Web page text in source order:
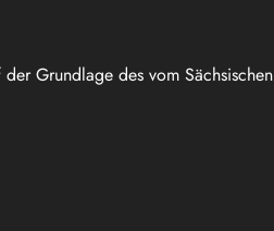
Grundlage des vom Sächsischen